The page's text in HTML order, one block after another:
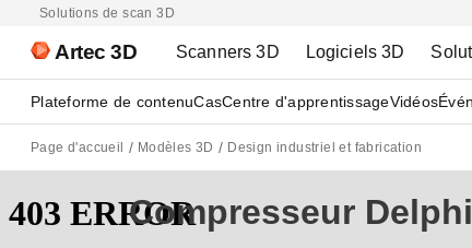
Solutions de scan 3D
Artec 3D Scanners 3D Logiciels 3D
Plateforme de contenuCasCentre d'apprentissageVidéos
Page d'accueil Modèles 3D Design industriel et fabrication
Compresseur Delphi